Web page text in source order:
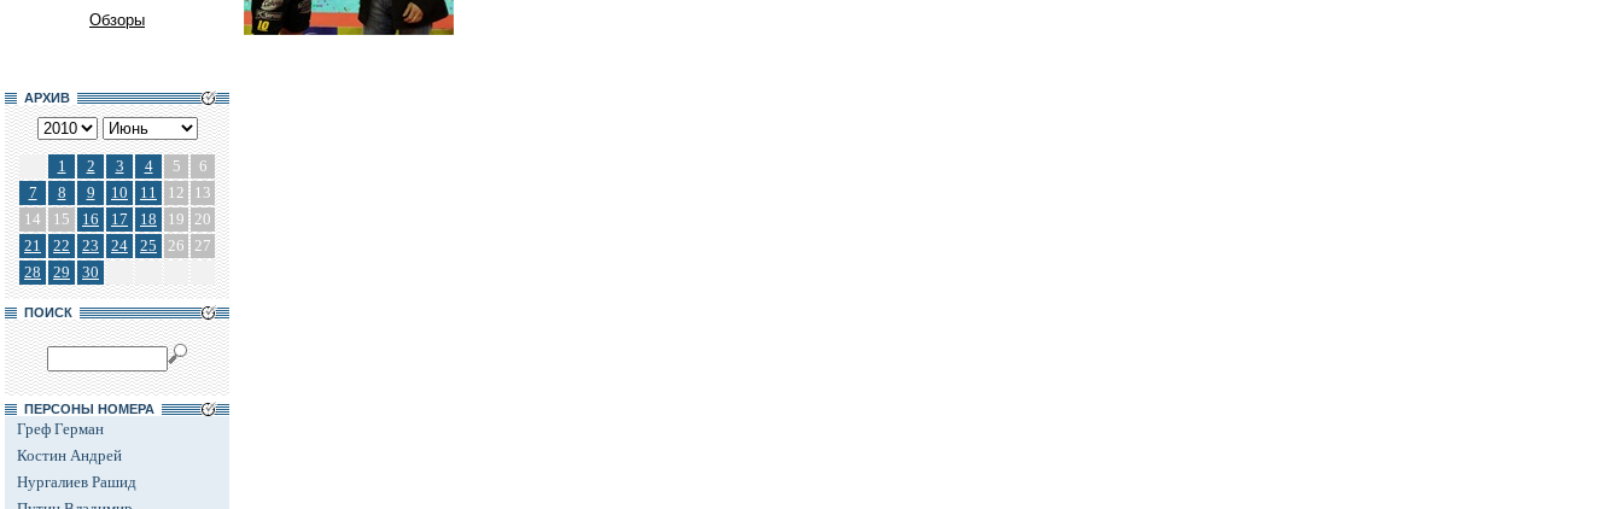
Обзоры
АРХИВ
1 2 3 4 5
6
7
8 9 10 11 12
13
14
15 16 17 18 19 20
21
22 23 24 25 26 27
28
29 30
ПОИСК
ПЕРСОНЫ НОМЕРА
Греф Герман
Костин Андрей
Нургалиев Рашид